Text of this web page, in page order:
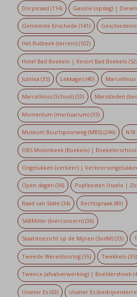
Dorpsraad (114) Gasolie (opslag) |
Gemeente Enschede (141) Geschiedenis
Het Rutbeek (terrein)(102)
Hotel Bad Boekelo | Resort Bad Boekelo (52)
Jubilea (35) Lekkages (40) Marcellinus
Marcellinus (School)(33) Marssteden
Momentum (mortuarium)(35)
Museum Buurtspoorweg (MBS)(246) N18
OBS Molenbeek (Boekelo) | Boekelerschool
Ongelukken (verkeer) |
Open dagen (36) Popfeesten Usselo |
Raad van State (34) Rechtspraak (80)
SABMiller (bierconcern)(36)
Staatstoezicht op de Mijnen (SodM)(33)
Tweede Wereldoorlog(55) Twekkelo (35)
Twence (afvalverwerking) | Boeldershoek
Usseler Es(63) Usseler Es